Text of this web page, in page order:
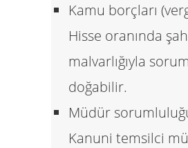
Kamu borçları
Hisse oranında
malvarlığıyla
doğabilir.
Müdür
Kanuni temsilci